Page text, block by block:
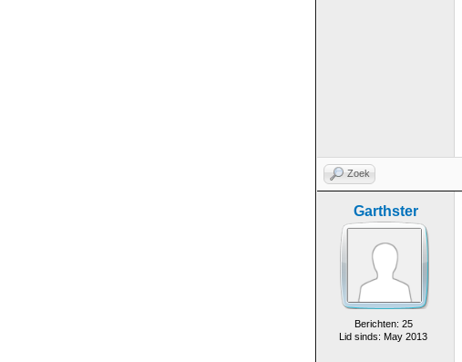
Zoek
Garthster
Berichten: 25
Lid sinds: May 2013